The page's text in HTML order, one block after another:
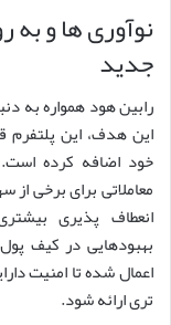
نوآوری ها و
جدید
رابین هود همواره به
این هدف، این پلتفرم
خود اضافه کرده
انعطاف پذیری
بهبودهایی در کیف
اعمال شده تا امنیت
تری ارائه شود.